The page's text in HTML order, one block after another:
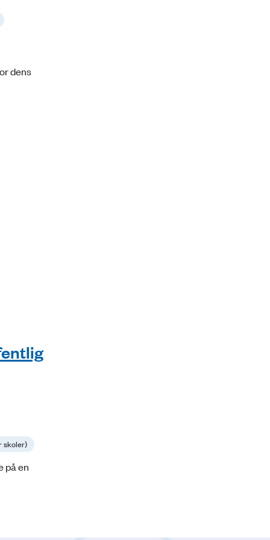
dens
skoler)
på en